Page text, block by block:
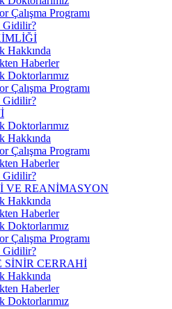
Çalışma Programı
Gidilir?
Hakkında
Haberler
Doktorlarımız
Çalışma Programı
Gidilir?
Doktorlarımız
Hakkında
Çalışma Programı
Haberler
Gidilir?
VE REANİMASYON
Hakkında
Haberler
Doktorlarımız
Çalışma Programı
Gidilir?
SİNİR CERRAHİ
Hakkında
Haberler
Doktorlarımız